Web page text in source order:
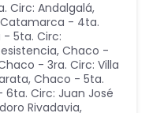
Circ: Andalgalá,
Catamarca - 4ta.
5ta. Circ:
, Chaco -
- 3ra. Circ: Villa
, Chaco - 5ta.
Circ: Juan José
Rivadavia,